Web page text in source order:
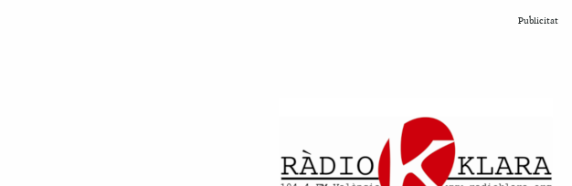
Publicitat